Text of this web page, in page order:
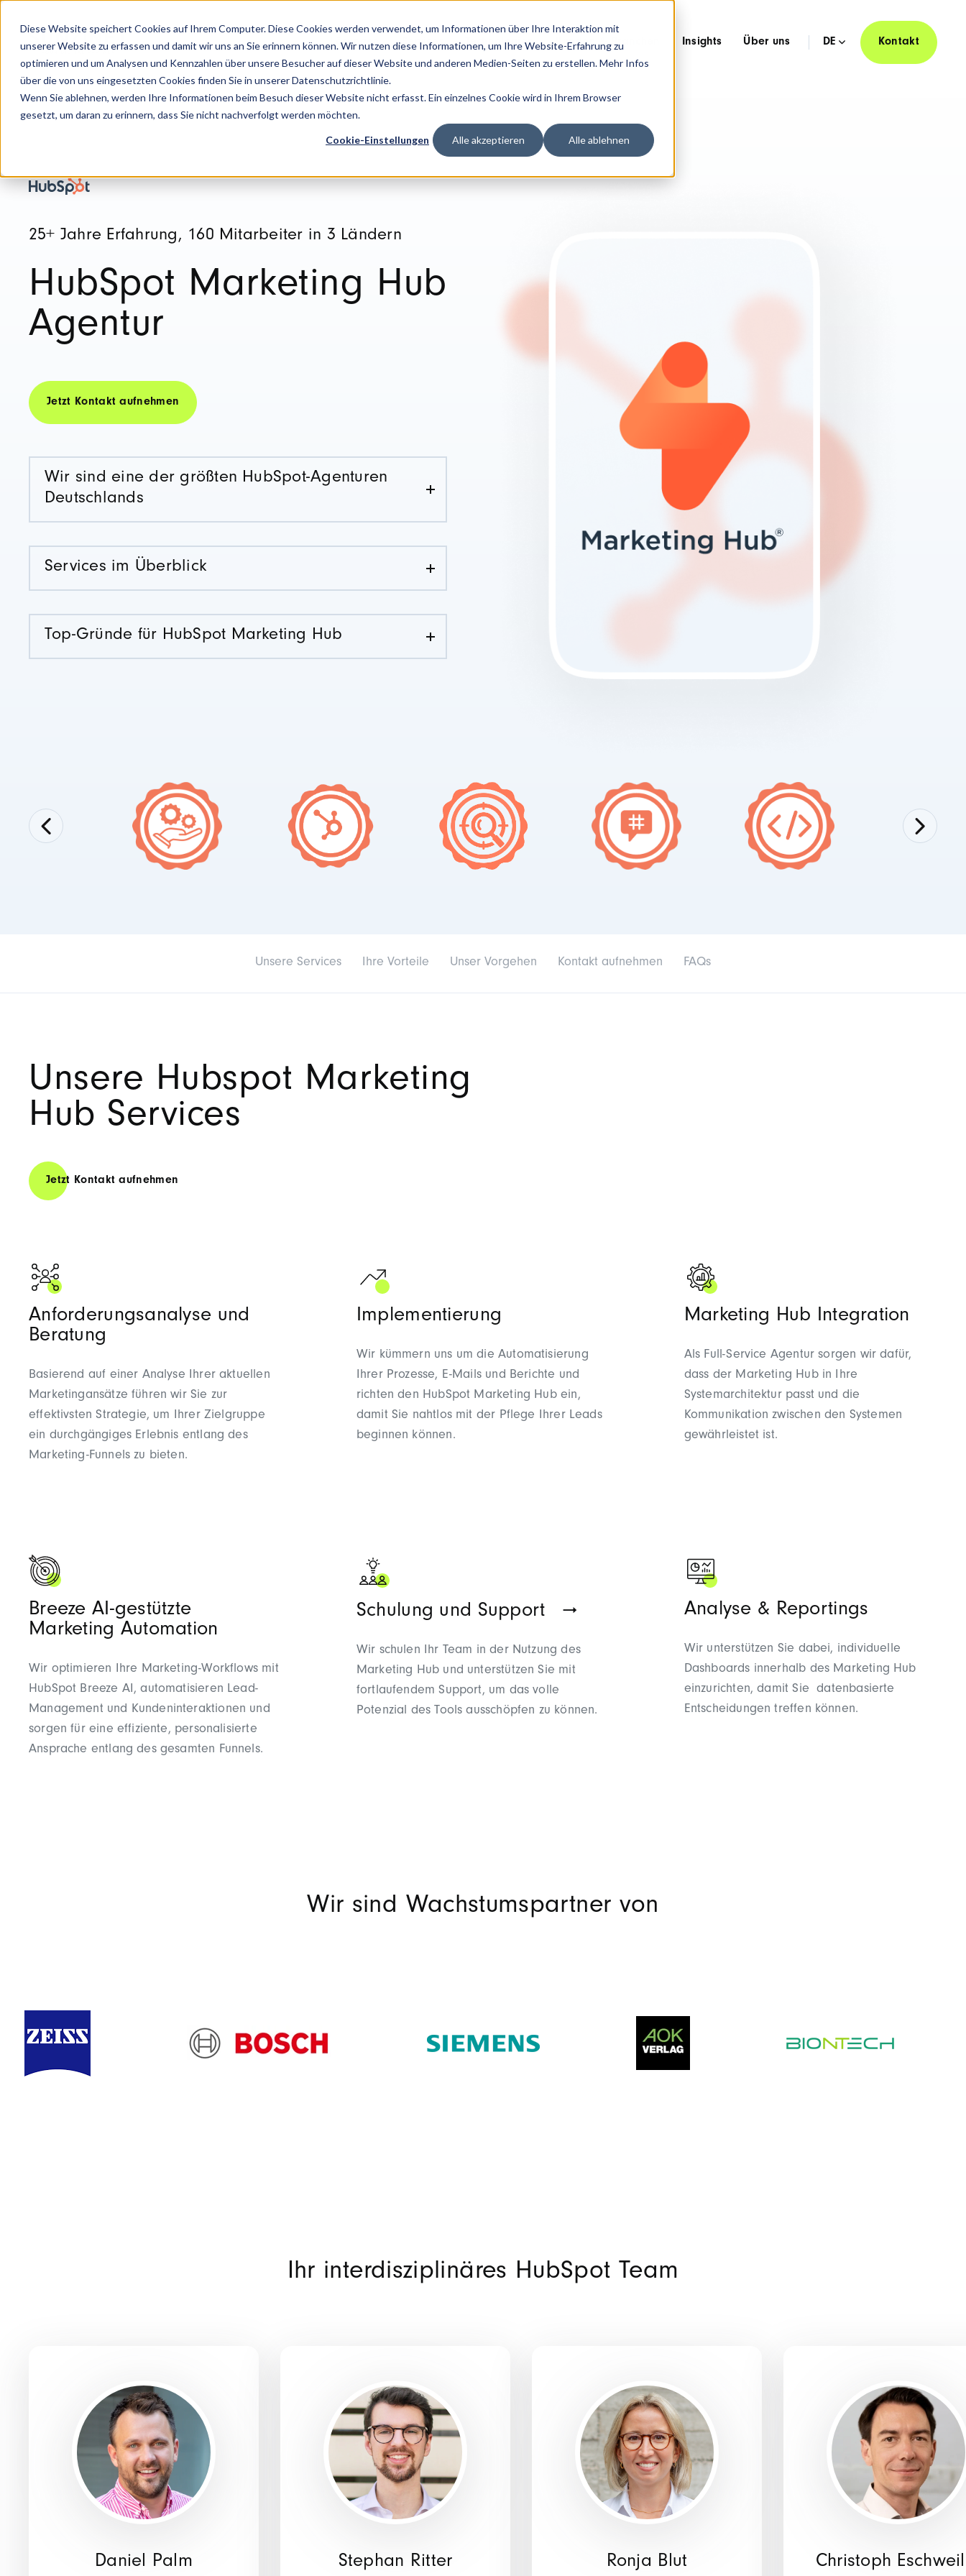
Diese Website speichert Cookies auf Ihrem Computer. Diese Cookies werden verwendet, um Informationen über Ihre Interaktion mit
unserer Website zu erfassen und damit wir uns an Sie erinnern können. Wir nutzen diese Informationen, um Ihre Website-Erfahrung zu
optimieren und um Analysen und Kennzahlen über unsere Besucher auf dieser Website und anderen Medien-Seiten zu erstellen. Mehr Infos
über die von uns eingesetzten Cookies finden Sie in unserer Datenschutzrichtlinie.
Wenn Sie ablehnen, werden Ihre Informationen beim Besuch dieser Website nicht erfasst. Ein einzelnes Cookie wird in Ihrem Browser
gesetzt, um daran zu erinnern, dass Sie nicht nachverfolgt werden möchten.
Cookie-Einstellungen Alle akzeptieren Alle ablehnen
Lösungen Services Technologien Kunden & Branchen Insights Über uns DE Kontakt
25+ Jahre Erfahrung, 160 Mitarbeiter in 3 Ländern
HubSpot Marketing Hub
Agentur
Jetzt Kontakt aufnehmen
Wir sind eine der größten HubSpot-Agenturen
Deutschlands
Services im Überblick
Top-Gründe für HubSpot Marketing Hub
Unsere Services Ihre Vorteile Unser Vorgehen Kontakt aufnehmen FAQs
Unsere Hubspot Marketing
Hub Services
Jetzt Kontakt aufnehmen
Anforderungsanalyse und
Beratung
Basierend auf einer Analyse Ihrer aktuellen
Marketingansätze führen wir Sie zur
effektivsten Strategie, um Ihrer Zielgruppe
ein durchgängiges Erlebnis entlang des
Marketing-Funnels zu bieten.
Implementierung
Wir kümmern uns um die Automatisierung
Ihrer Prozesse, E-Mails und Berichte und
richten den HubSpot Marketing Hub ein,
damit Sie nahtlos mit der Pflege Ihrer Leads
beginnen können.
Marketing Hub Integration
Als Full-Service Agentur sorgen wir dafür,
dass der Marketing Hub in Ihre
Systemarchitektur passt und die
Kommunikation zwischen den Systemen
gewährleistet ist.
Breeze AI-gestützte
Marketing Automation
Wir optimieren Ihre Marketing-Workflows mit
HubSpot Breeze AI, automatisieren Lead-
Management und Kundeninteraktionen und
sorgen für eine effiziente, personalisierte
Ansprache entlang des gesamten Funnels.
Schulung und Support
Wir schulen Ihr Team in der Nutzung des
Marketing Hub und unterstützen Sie mit
fortlaufendem Support, um das volle
Potenzial des Tools ausschöpfen zu können.
Analyse & Reportings
Wir unterstützen Sie dabei, individuelle
Dashboards innerhalb des Marketing Hub
einzurichten, damit Sie datenbasierte
Entscheidungen treffen können.
Wir sind Wachstumspartner von
Ihr interdisziplinäres HubSpot Team
Daniel Palm Stephan Ritter Ronja Blut Christoph